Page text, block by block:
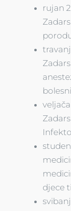
rujan
djece